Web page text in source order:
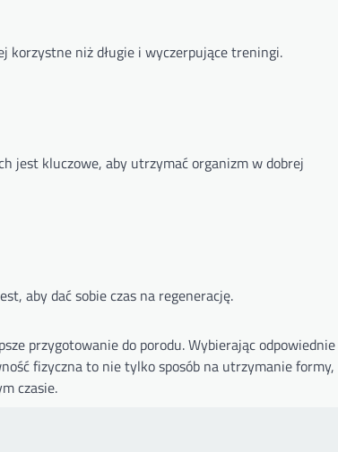
korzystne niż długie i wyczerpujące treningi.
jest kluczowe, aby utrzymać organizm w dobrej
aby dać sobie czas na regenerację.
przygotowanie do porodu. Wybierając odpowiednie
fizyczna to nie tylko sposób na utrzymanie formy,
czasie.